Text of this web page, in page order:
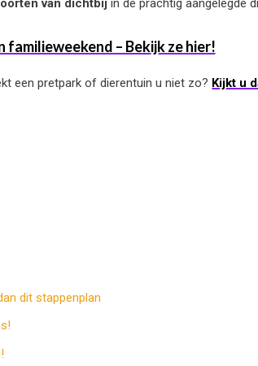
van dichtbij in de prachtig aangelegde
familieweekend – Bekijk ze hier!
een pretpark of dierentuin u niet zo? Kijkt u
dit stappenplan